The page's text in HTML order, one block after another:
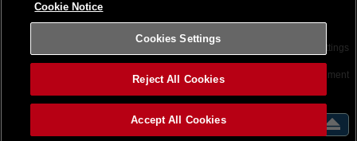
サイトポリシー Cookies Settings
©2026 Konami Digital Entertainment
Cookie Notice
Cookies Settings
Reject All Cookies
Accept All Cookies